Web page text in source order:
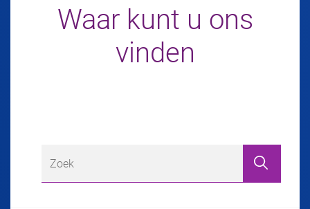
Waar kunt u ons
vinden